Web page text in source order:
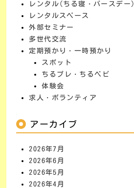
レンタル(ちる寝・バースデー)
レンタルスペース
外部セミナー
多世代交流
定期預かり・一時預かり
スポット
ちるプレ・ちるベビ
体験会
求人・ボランティア
アーカイブ
2026年7月
2026年6月
2026年5月
2026年4月